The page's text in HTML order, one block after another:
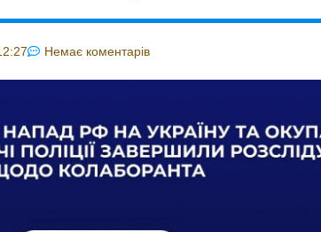
Немає коментарів